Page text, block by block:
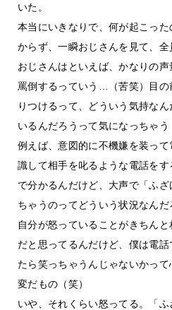
いた。
本当にいきなりで、何が起こっ
からず、一瞬おじさんを見て、全
おじさんはといえば、かなりの
罵倒するっていう…（苦笑）目
りつけるって、どういう気持な
いるんだろうって気になっちゃう
例えば、意図的に不機嫌を装っ
識して相手を叱るような電話を
で分かるんだけど、大声で「ふ
ちゃうのってどういう状況なんだ
自分が怒っていることがきちん
だと思ってるんだけど、僕は電
たら笑っちゃうんじゃないかっ
変だもの（笑）
いや、それくらい怒ってる。「